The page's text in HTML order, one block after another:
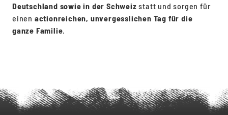
Deutschland sowie in der Schweiz statt und sorgen für
einen actionreichen, unvergesslichen Tag für die
ganze Familie.